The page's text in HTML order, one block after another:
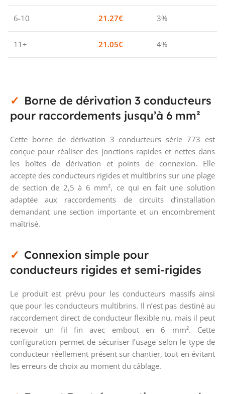
6-10 21.27€ 3%
11+ 21.05€ 4%
Borne de dérivation 3 conducteurs
pour raccordements jusqu’à 6 mm²
Cette borne de dérivation 3 conducteurs série 773 est
conçue pour réaliser des jonctions rapides et nettes dans
les boîtes de dérivation et points de connexion. Elle
accepte des conducteurs rigides et multibrins sur une plage
de section de 2,5 à 6 mm², ce qui en fait une solution
adaptée aux raccordements de circuits d’installation
demandant une section importante et un encombrement
maîtrisé.
Connexion simple pour
conducteurs rigides et semi-rigides
Le produit est prévu pour les conducteurs massifs ainsi
que pour les conducteurs multibrins. Il n’est pas destiné au
raccordement direct de conducteur flexible nu, mais il peut
recevoir un fil fin avec embout en 6 mm². Cette
configuration permet de sécuriser l’usage selon le type de
conducteur réellement présent sur chantier, tout en évitant
les erreurs de choix au moment du câblage.